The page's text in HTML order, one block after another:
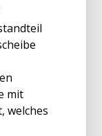
mit
welches